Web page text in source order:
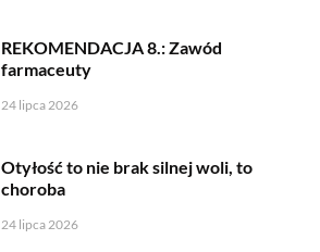
REKOMENDACJA 8.: Zawód
farmaceuty
24 lipca 2026
Otyłość to nie brak silnej woli, to
choroba
24 lipca 2026